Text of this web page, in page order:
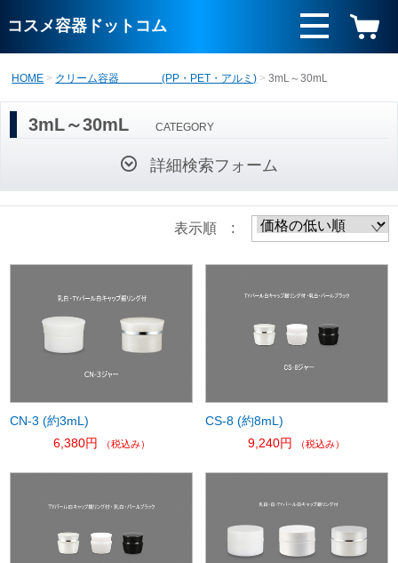
コスメ容器ドットコム
HOME クリーム容器 (PP・PET・アルミ) 3mL～30mL
3mL～30mL CATEGORY
詳細検索フォーム
表示順 :
CN-3 (約3mL)
6,380円
（税込み）
CS-8 (約8mL)
9,240円
（税込み）